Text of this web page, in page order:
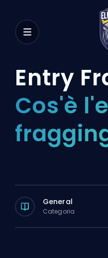
Entry
Cos'è
General
Categoria